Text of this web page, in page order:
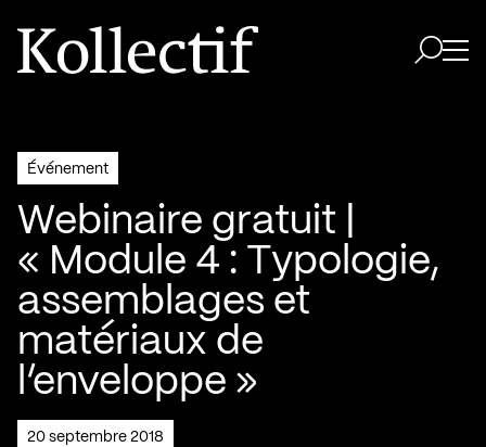
Aller à la page d'accueil
Logo Kollectif
Événement
Webinaire gratuit |
« Module 4 : Typologie,
assemblages et
matériaux de
l’enveloppe »
20 septembre 2018